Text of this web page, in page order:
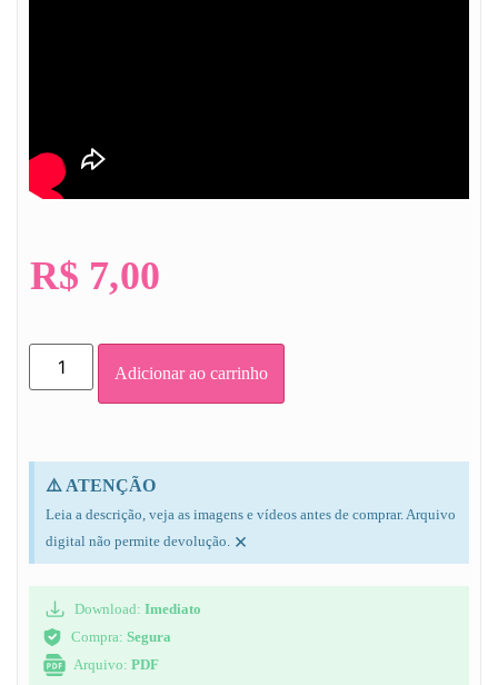
R$ 7,00
Adicionar ao carrinho
⚠️ ATENÇÃO
Leia a descrição, veja as imagens e vídeos antes de comprar. Arquivo
digital não permite devolução. ×
Download: Imediato
Compra: Segura
Arquivo: PDF